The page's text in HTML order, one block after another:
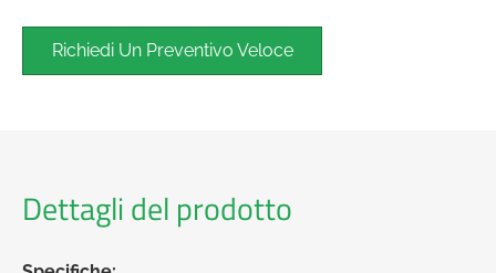
Richiedi Un Preventivo Veloce
Dettagli del prodotto